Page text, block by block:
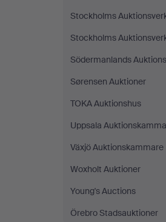
Stockholms
Stockholms
Södermanlands
Sørensen Auktioner
TOKA Auktionshus
Uppsala
Växjö Auktionskammare
Woxholt Auktioner
Young's Auctions
Örebro Stadsauktioner